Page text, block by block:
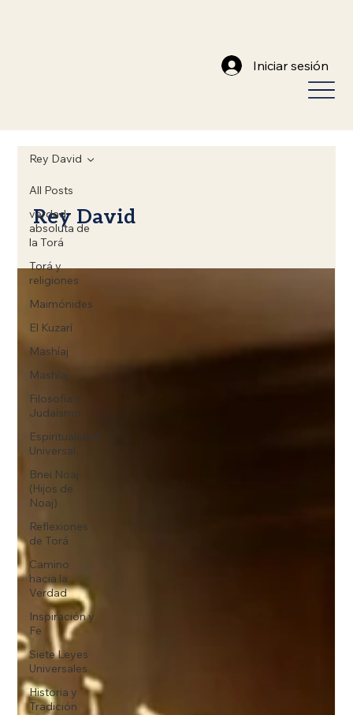
Iniciar sesión
All Posts
verdad
absoluta de
la Torá
Torá y
religiones
Maimónides
El Kuzarí
Mashíaj
Mashíaj
Filosofía y
Judaísmo
Espiritualidad
Universal
Bnei Noaj
(Hijos de
Noaj)
Reflexiones
de Torá
Camino
hacia la
Verdad
Inspiración y
Fe
Siete Leyes
Universales
Historia y
Tradición
Rey David
Rey David